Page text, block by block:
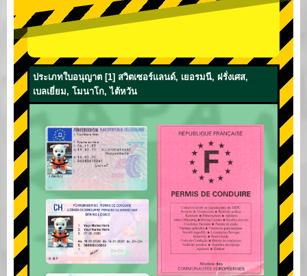
ประเภทใบอนุญาต [1] สวิตเซอร์แลนด์, เยอรมนี, ฝรั่งเศส,
เบลเยี่ยม, โมนาโก, ไต้หวัน